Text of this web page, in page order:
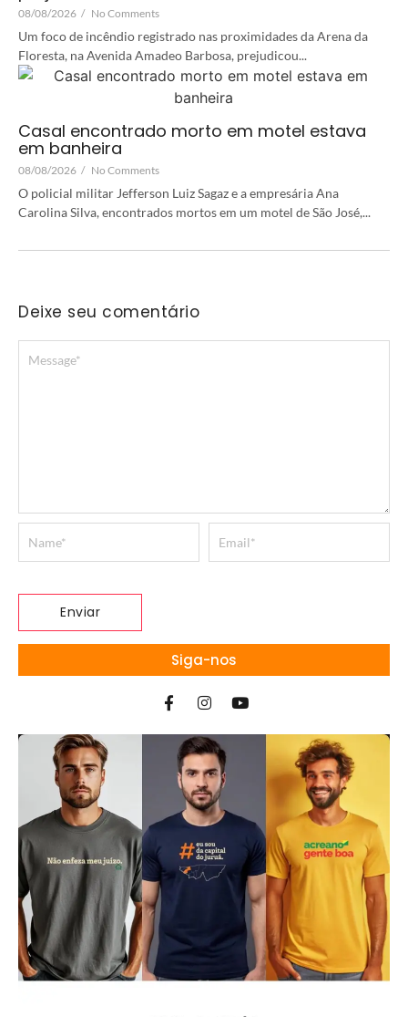
08/08/2026 / No Comments
Um foco de incêndio registrado nas proximidades da Arena da
Floresta, na Avenida Amadeo Barbosa, prejudicou...
Casal encontrado morto em motel estava
em banheira
08/08/2026 / No Comments
O policial militar Jefferson Luiz Sagaz e a empresária Ana
Carolina Silva, encontrados mortos em um motel de São José,...
Deixe seu comentário
Siga-nos